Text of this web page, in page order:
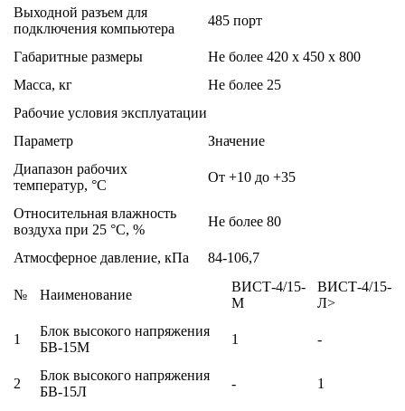
Выходной разъем для
подключения компьютера
485 порт
Габаритные размеры
Не более 420 х 450 х 800
Масса, кг
Не более 25
Рабочие условия эксплуатации
Параметр
Значение
Диапазон рабочих
температур, °С
От +10 до +35
Относительная влажность
воздуха при 25 °С, %
Не более 80
Атмосферное давление, кПа 84-106,7
№ Наименование
ВИСТ-4/15-
М
ВИСТ-4/15-
Л>
1
Блок высокого напряжения
БВ-15М
1 -
2
Блок высокого напряжения
БВ-15Л
- 1